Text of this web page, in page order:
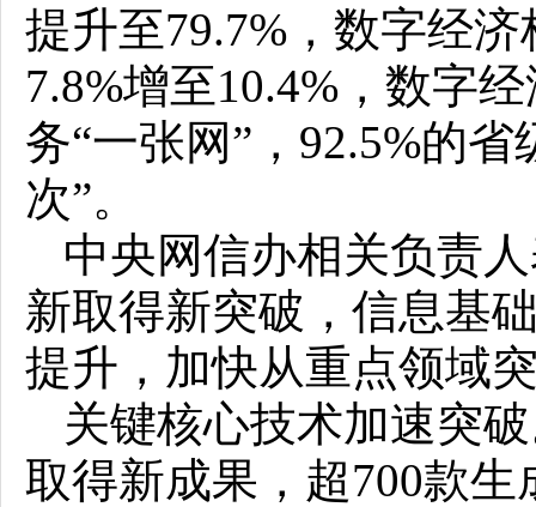
提升至79.7%，数字经
7.8%增至10.4%，数字
务“一张网”，92.5%的
次”。
中央网信办相关负责
新取得新突破，信息基
提升，加快从重点领域
关键核心技术加速突
取得新成果，超700款